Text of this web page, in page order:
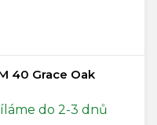
40 Grace Oak
do 2-3 dnů